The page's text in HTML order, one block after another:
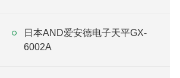
日本AND爱安德电子天平GX-
6002A